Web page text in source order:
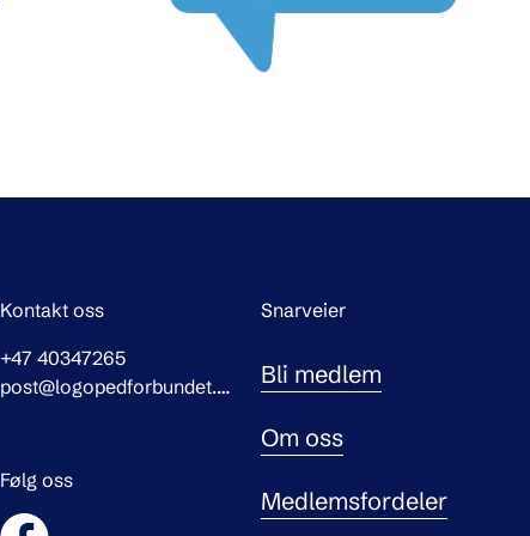
Kontakt oss
+47 40347265
post@logopedforbundet.no
Følg oss
Snarveier
Bli medlem
Om oss
Medlemsfordeler